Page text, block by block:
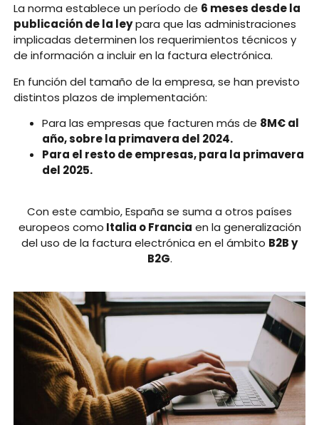
La norma establece un período de 6 meses desde la
publicación de la leypara que las administraciones
implicadas determinen los requerimientos técnicos y
de información a incluir en la factura electrónica.
En función del tamaño de la empresa, se han previsto
distintos plazos de implementación:
Para las empresas que facturen más de 8M€ al
año, sobre la primavera del 2024.
Para el resto de empresas, para la primavera
del 2025.
Con este cambio, España se suma a otros países
europeos como Italia o Francia en la generalización
del uso de la factura electrónica en el ámbito B2B y
B2G.